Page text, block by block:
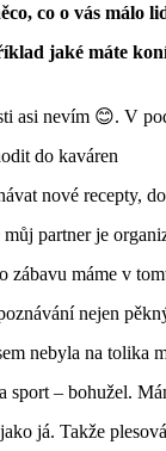
co o vás málo
jaké máte
asi nevím 😊. V
do kaváren
nové recepty,
partner je
zábavu máme v
nejen
nebyla na tolika
sport – bohužel.
já. Takže